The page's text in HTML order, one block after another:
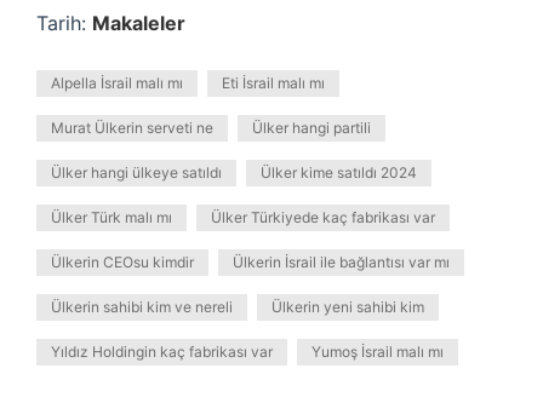
Tarih: Makaleler
Alpella İsrail malı mı Eti İsrail malı mı
Murat Ülkerin serveti ne Ülker hangi partili
Ülker hangi ülkeye satıldı Ülker kime satıldı 2024
Ülker Türk malı mı Ülker Türkiyede kaç fabrikası var
Ülkerin CEOsu kimdir Ülkerin İsrail ile bağlantısı var mı
Ülkerin sahibi kim ve nereli Ülkerin yeni sahibi kim
Yıldız Holdingin kaç fabrikası var Yumoş İsrail malı mı